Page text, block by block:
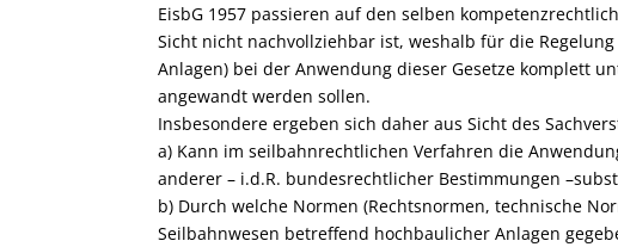
EisbG 1957 passieren auf den selben
Sicht nicht nachvollziehbar ist, weshalb für die
Anlagen) bei der Anwendung dieser Gesetze komplett
angewandt werden sollen.
Insbesondere ergeben sich daher aus Sicht des
a) Kann im seilbahnrechtlichen Verfahren die
anderer – i.d.R. bundesrechtlicher Bestimmungen
b) Durch welche Normen (Rechtsnormen, technische
Seilbahnwesen betreffend hochbaulicher Anlagen